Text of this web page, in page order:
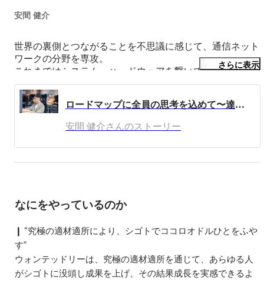
安間 健介
世界の裏側とつながることを不思議に感じて、通信ネット
ワークの分野を専攻。
これまではシステム・ハードウェアを繋いできました。
人と人とのつながりに興味があり、ウォンテッドリーで
VP of Technologyをしています。
さらに表示
ロードマップに全員の思考を込めて〜達成の繰り返しが成長を加速させる
安間 健介さんのストーリー
なにをやっているのか
❙ “究極の適材適所により、シゴトでココロオドルひとをふや
す”
ウォンテッドリーは、究極の適材適所を通じて、あらゆる人
がシゴトに没頭し成果を上げ、その結果成長を実感できるよ